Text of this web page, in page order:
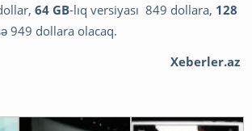
64 GB-lıq versiyası 849 dollara, 128
949 dollara olacaq.
Xeberler.az